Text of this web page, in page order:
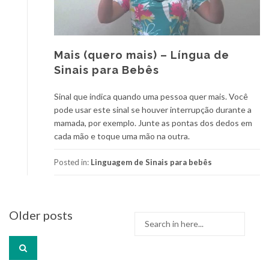
Mais (quero mais) – Língua de
Sinais para Bebês
Sinal que indica quando uma pessoa quer mais. Você
pode usar este sinal se houver interrupção durante a
mamada, por exemplo. Junte as pontas dos dedos em
cada mão e toque uma mão na outra.
Posted in: Linguagem de Sinais para bebês
Posts
navigation
Older posts